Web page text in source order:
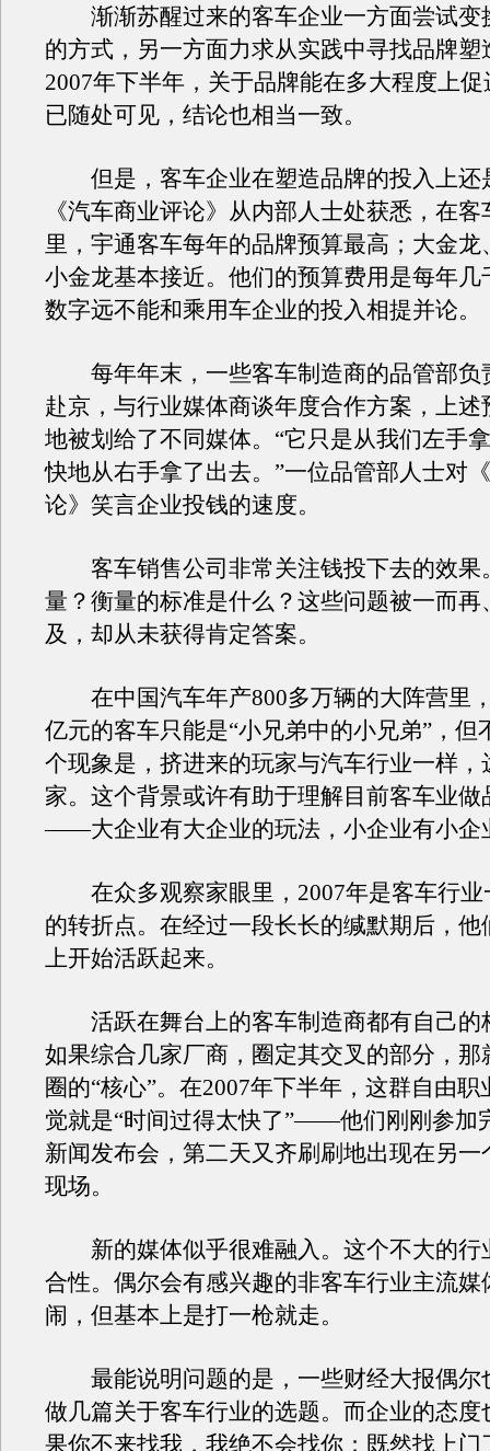
渐渐苏醒过来的客车企业一方面尝试变
的方式，另一方面力求从实践中寻找品牌塑
2007年下半年，关于品牌能在多大程度上
已随处可见，结论也相当一致。
但是，客车企业在塑造品牌的投入上还
《汽车商业评论》从内部人士处获悉，在
里，宇通客车每年的品牌预算最高；大金龙
小金龙基本接近。他们的预算费用是每年几
数字远不能和乘用车企业的投入相提并论。
每年年末，一些客车制造商的品管部负
赴京，与行业媒体商谈年度合作方案，上述
地被划给了不同媒体。“它只是从我们左手
快地从右手拿了出去。”一位品管部人士对
论》笑言企业投钱的速度。
客车销售公司非常关注钱投下去的效果
量？衡量的标准是什么？这些问题被一而再
及，却从未获得肯定答案。
在中国汽车年产800多万辆的大阵营里
亿元的客车只能是“小兄弟中的小兄弟”，但
个现象是，挤进来的玩家与汽车行业一样，
家。这个背景或许有助于理解目前客车业做
——大企业有大企业的玩法，小企业有小企
在众多观察家眼里，2007年是客车行业
的转折点。在经过一段长长的缄默期后，他
上开始活跃起来。
活跃在舞台上的客车制造商都有自己的
如果综合几家厂商，圈定其交叉的部分，那
圈的“核心”。在2007年下半年，这群自由
觉就是“时间过得太快了”——他们刚刚参加
新闻发布会，第二天又齐刷刷地出现在另一
现场。
新的媒体似乎很难融入。这个不大的行
合性。偶尔会有感兴趣的非客车行业主流媒
闹，但基本上是打一枪就走。
最能说明问题的是，一些财经大报偶尔
做几篇关于客车行业的选题。而企业的态度
果你不来找我，我绝不会找你；既然找上门